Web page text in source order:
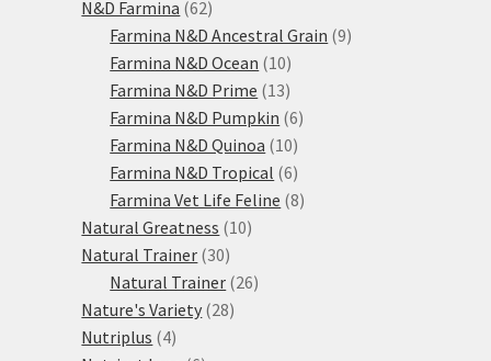
produktů
N&D Farmina 6262
produktů
Farmina N&D Ancestral Grain 99
Farmina N&D Ocean 1010
produktů
Farmina N&D Prime 1313
produktů
Farmina N&D Pumpkin 66
Farmina N&D Quinoa 1010
produktů
Farmina N&D Tropical 66
produktů
Farmina Vet Life Feline 88
Natural Greatness 1010
Natural Trainer 3030
produktů
Natural Trainer 2626
Nature's Variety 2828
Nutriplus 44